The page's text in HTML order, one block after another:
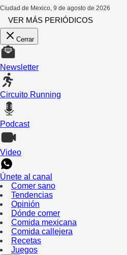
Ciudad de Mexico, 9 de agosto de 2026
VER MÁS PERIÓDICOS
Cerrar
Newsletter
Circuito Running
Podcast
Video
Únete al canal
Comer sano
Tendencias
Opinión
Dónde comer
Comida mexicana
Comida callejera
Recetas
Juegos